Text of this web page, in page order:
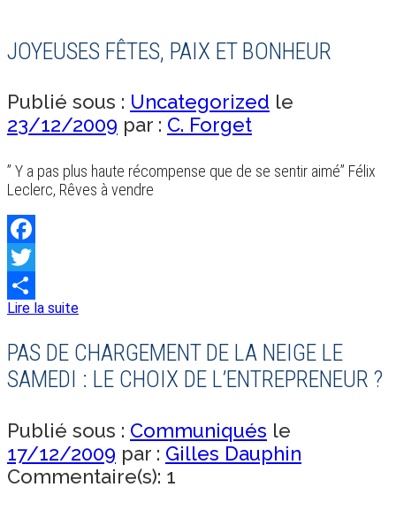
JOYEUSES FÊTES, PAIX ET BONHEUR
Publié sous : Uncategorized le
23/12/2009 par : C. Forget
” Y a pas plus haute récompense que de se sentir aimé” Félix
Leclerc, Rêves à vendre
Facebook
Twitter
Share
Lire la suite
PAS DE CHARGEMENT DE LA NEIGE LE
SAMEDI : LE CHOIX DE L’ENTREPRENEUR ?
Publié sous : Communiqués le
17/12/2009 par : Gilles Dauphin
Commentaire(s): 1